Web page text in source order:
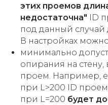
этих проемов
недостаточна" ID
под данный случай
В настройках
минимально
опирания на стену,
проем. Например,
при L>200 ID
при L=200 будет